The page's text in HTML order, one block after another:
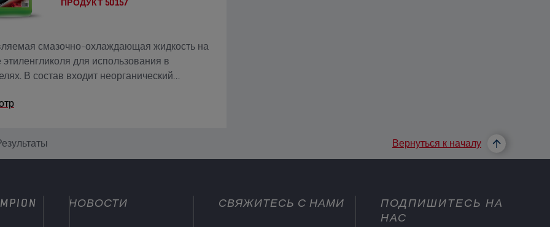
ПРОДУКТ50157
смазочно-охлаждающая жидкость на
этиленгликоля для использования в
В состав входит неорганический
нитритов, аминов и фосфатов (NAP).
Вернуться к началу
НОВОСТИ СВЯЖИТЕСЬ С НАМИ
ПОДПИШИТЕСЬ НА
НАС